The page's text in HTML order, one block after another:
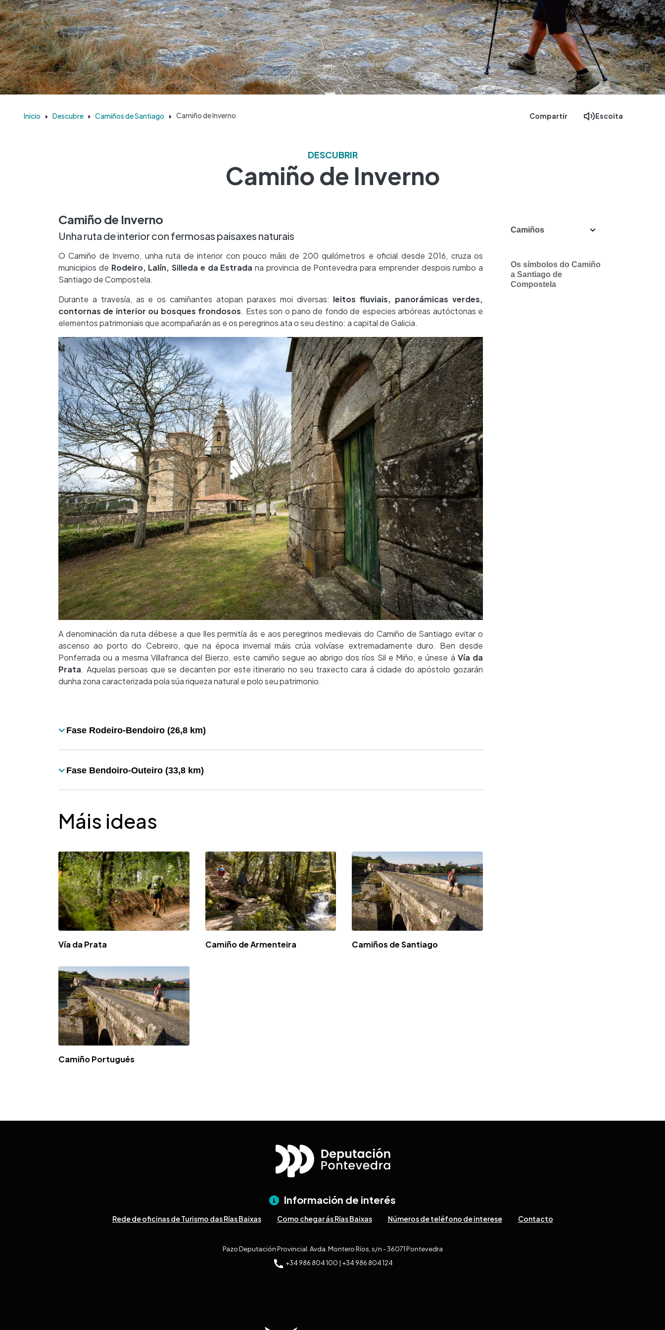
Inicio Descubre Camiños de Santiago Camiño de Inverno Compartir Escoita
DESCUBRIR
Camiño de Inverno
Camiño de Inverno
Unha ruta de interior con fermosas paisaxes naturais
O Camiño de Inverno, unha ruta de interior con pouco máis de 200 quilómetros e oficial desde 2016, cruza os
municipios de Rodeiro, Lalín, Silleda e da Estrada na provincia de Pontevedra para emprender despois rumbo a
Santiago de Compostela.
Durante a travesía, as e os camiñantes atopan paraxes moi diversas: leitos fluviais, panorámicas verdes,
contornas de interior ou bosques frondosos. Estes son o pano de fondo de especies arbóreas autóctonas e
elementos patrimoniais que acompañarán as e os peregrinos ata o seu destino: a capital de Galicia.
A denominación da ruta débese a que lles permitía ás e aos peregrinos medievais do Camiño de Santiago evitar o
ascenso ao porto do Cebreiro, que na época invernal máis crúa volvíase extremadamente duro. Ben desde
Ponferrada ou a mesma Villafranca del Bierzo, este camiño segue ao abrigo dos ríos Sil e Miño, e únese á Vía da
Prata. Aquelas persoas que se decanten por este itinerario no seu traxecto cara á cidade do apóstolo gozarán
dunha zona caracterizada pola súa riqueza natural e polo seu patrimonio.
Título
Fase Rodeiro-Bendoiro (26,8 km)
Título
Fase Bendoiro-Outeiro (33,8 km)
Máis ideas
Vía da Prata Camiño de Armenteira Camiños de Santiago
Camiño Portugués
Camiños
Os símbolos do Camiño
a Santiago de
Compostela
Información de interés
Rede de oficinas de Turismo das Rías Baixas Como chegar ás Rías Baixas Números de teléfono de interese Contacto
Pazo Deputación Provincial. Avda. Montero Ríos, s/n - 36071 Pontevedra
+34 986 804 100 | +34 986 804 124